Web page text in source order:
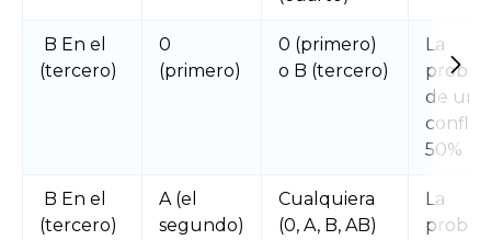
B En el
(tercero)
0
(primero)
0 (primero)
o B (tercero)
La
de un
50%
B En el
(tercero)
A (el
segundo)
Cualquiera
(0, A, B, AB)
La